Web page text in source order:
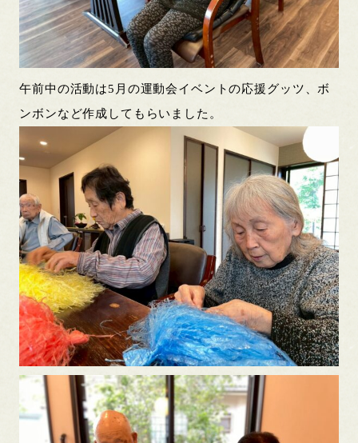
午前中の活動は5月の運動会イベントの応援グッツ、ボ
ンボンなど作成してもらいました。